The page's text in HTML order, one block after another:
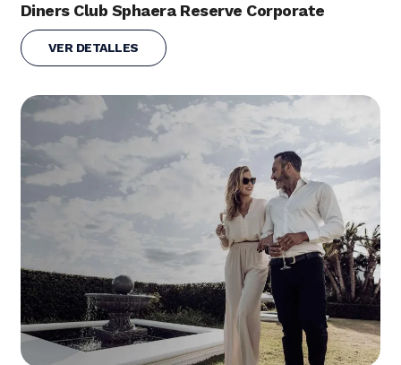
Diners Club Sphaera Reserve Corporate
VER DETALLES